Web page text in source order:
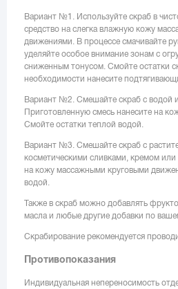
Вариант №1. Используйте скраб в
средство на слегка влажную кожу
движениями. В процессе смачивайте
уделяйте особое внимание зонам с
сниженным тонусом. Смойте остатки
необходимости нанесите
Вариант №2. Смешайте скраб с водой
Приготовленную смесь нанесите на
Смойте остатки теплой водой.
Вариант №3. Смешайте скраб с
косметическими сливками, кремом
на кожу массажными круговыми
водой.
Также в скраб можно добавлять
масла и любые другие добавки по
Скрабирование рекомендуется
Противопоказания
Индивидуальная непереносимость